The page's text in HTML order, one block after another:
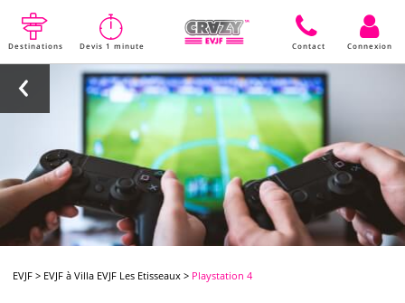
Destinations Devis 1 minute Contact Connexion
EVJF > EVJF à Villa EVJF Les Etisseaux > Playstation 4